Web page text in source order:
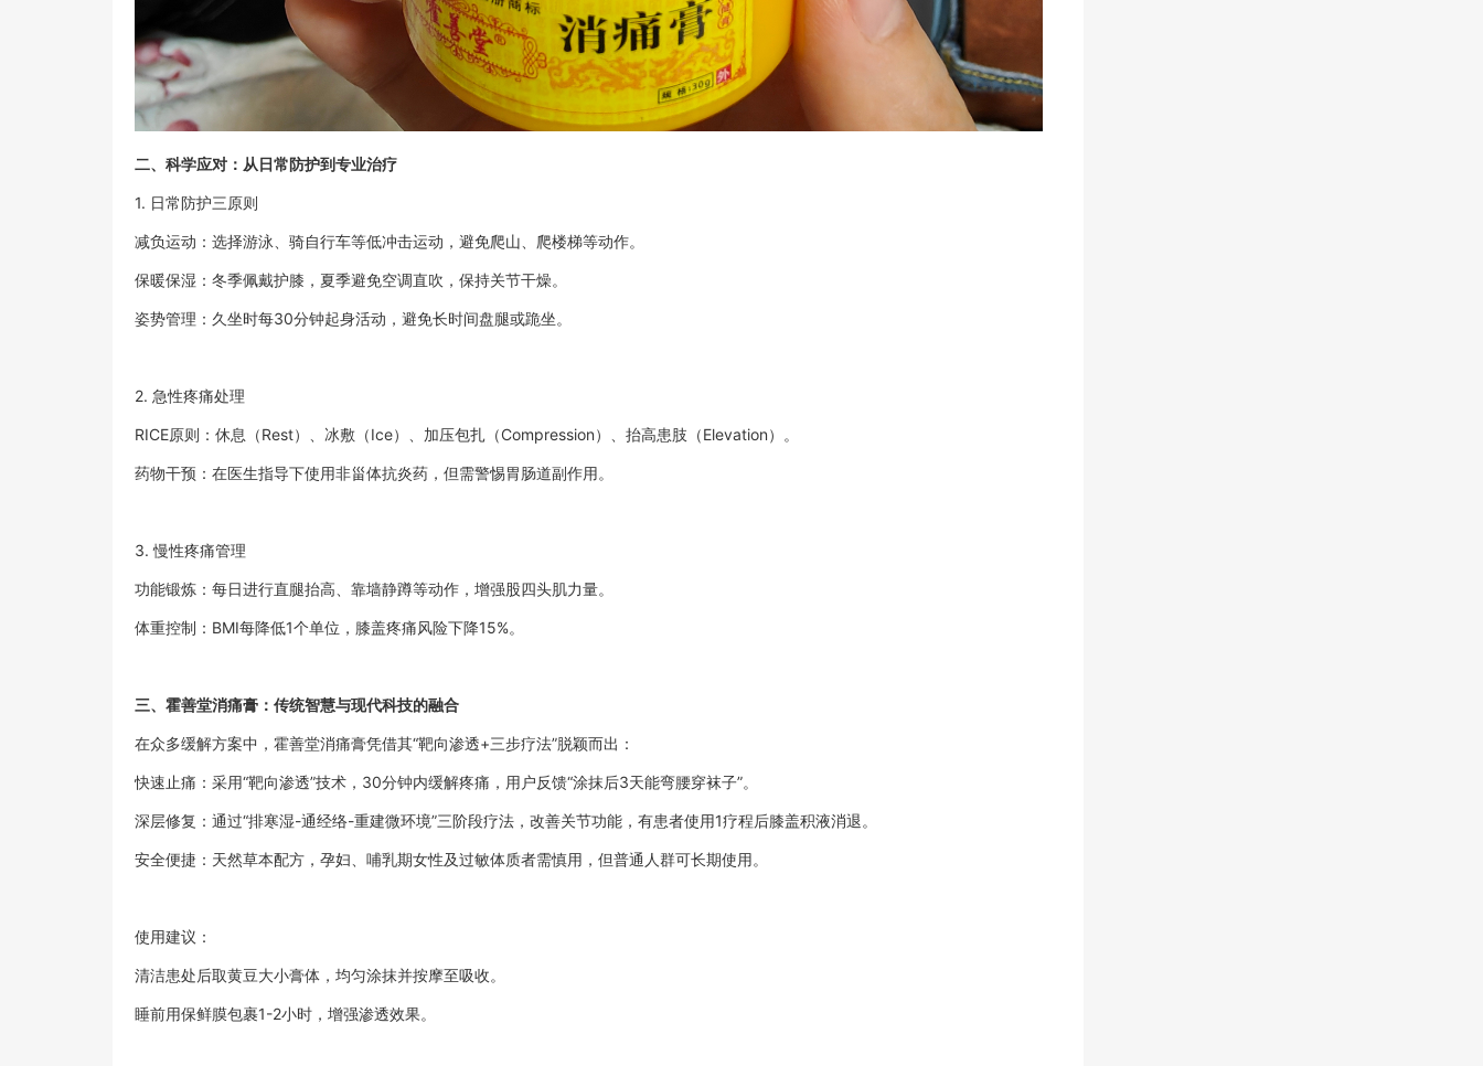
二、科学应对：从日常防护到专业治疗
1. 日常防护三原则
减负运动：选择游泳、骑自行车等低冲击运动，避免爬山、爬楼梯等动作。
保暖保湿：冬季佩戴护膝，夏季避免空调直吹，保持关节干燥。
姿势管理：久坐时每30分钟起身活动，避免长时间盘腿或跪坐。
2. 急性疼痛处理
RICE原则：休息（Rest）、冰敷（Ice）、加压包扎（Compression）、抬高患肢（Elevation）。
药物干预：在医生指导下使用非甾体抗炎药，但需警惕胃肠道副作用。
3. 慢性疼痛管理
功能锻炼：每日进行直腿抬高、靠墙静蹲等动作，增强股四头肌力量。
体重控制：BMI每降低1个单位，膝盖疼痛风险下降15%。
三、霍善堂消痛膏：传统智慧与现代科技的融合
在众多缓解方案中，霍善堂消痛膏凭借其“靶向渗透+三步疗法”脱颖而出：
快速止痛：采用“靶向渗透”技术，30分钟内缓解疼痛，用户反馈“涂抹后3天能弯腰穿袜子”。
深层修复：通过“排寒湿-通经络-重建微环境”三阶段疗法，改善关节功能，有患者使用1疗程后膝盖积液消退。
安全便捷：天然草本配方，孕妇、哺乳期女性及过敏体质者需慎用，但普通人群可长期使用。
使用建议：
清洁患处后取黄豆大小膏体，均匀涂抹并按摩至吸收。
睡前用保鲜膜包裹1-2小时，增强渗透效果。